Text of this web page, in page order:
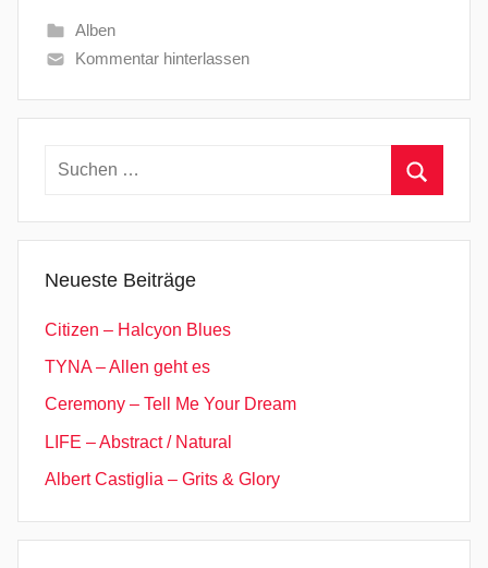
Alben
Kommentar hinterlassen
Suchen
Neueste Beiträge
Citizen – Halcyon Blues
TYNA – Allen geht es
Ceremony – Tell Me Your Dream
LIFE – Abstract / Natural
Albert Castiglia – Grits & Glory